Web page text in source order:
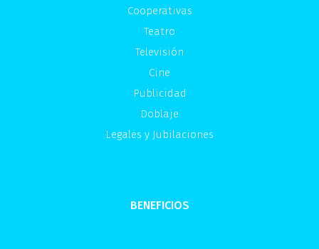
Cooperativas
Teatro
Televisión
Cine
Publicidad
Doblaje
Legales y Jubilaciones
BENEFICIOS